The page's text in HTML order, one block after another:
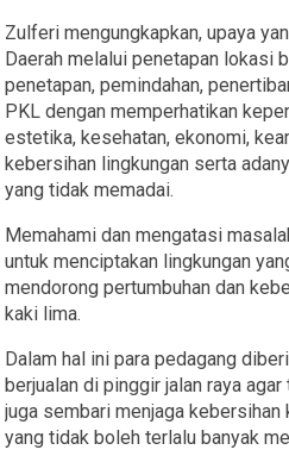
Zulferi mengungkapkan, upaya
Daerah melalui penetapan lokasi
penetapan, pemindahan,
PKL dengan memperhatikan
estetika, kesehatan, ekonomi,
kebersihan lingkungan serta
yang tidak memadai.
Memahami dan mengatasi
untuk menciptakan lingkungan
mendorong pertumbuhan dan
kaki lima.
Dalam hal ini para pedagang
berjualan di pinggir jalan raya
juga sembari menjaga
yang tidak boleh terlalu banyak